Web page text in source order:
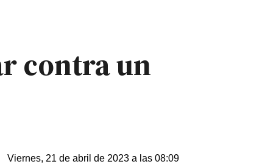
contra un
Viernes, 21 de abril de 2023 a las 08:09